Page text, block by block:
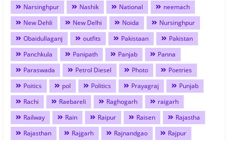
Narsinghpur
Nashik National
neemach
New Dehli
New Delhi Noida
Nursinghpur
Obaidullaganj
outfits Pakistaan
Pakistan
Panchkula
Panipath Panjab
Panna
Paraswada
Petrol Diesel Photo
Poetries
Poitics
pol Politics Prayagraj
Punjab
Rachi
Raebareli Raghogarh
raigarh
Railway
Rain Raipur Raisen
Rajastha
Rajasthan
Rajgarh Rajnandgao
Rajpur